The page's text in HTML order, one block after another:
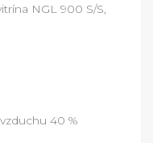
NGL 900 S/S,
40 %